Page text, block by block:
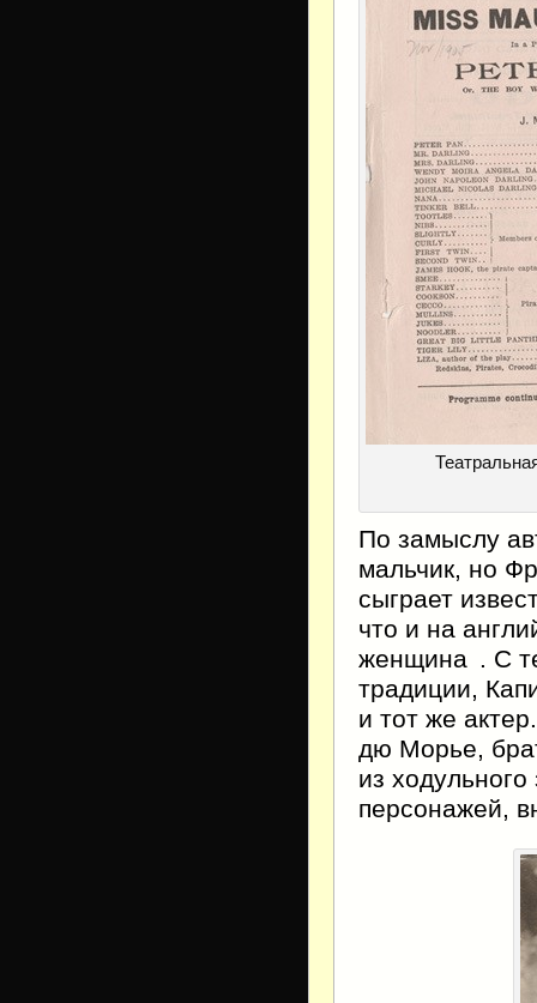
По замыслу
мальчик, но
сыграет
что и на
женщина . С
традиции,
и тот же
дю Морье,
из
персонажей,